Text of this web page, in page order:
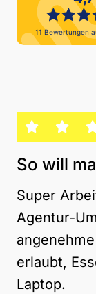
So will
Super
Agentur-
erlaubt,
Laptop.